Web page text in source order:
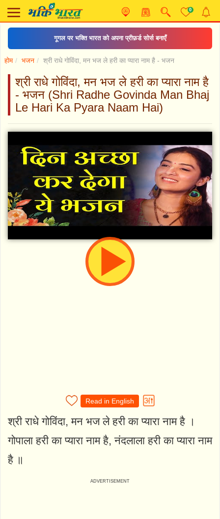
0
गूगल पर भक्ति भारत को अपना प्रीफ़र्ड सोर्स बनाएँ
होम भजन श्री राधे गोविंदा, मन भज ले हरी का प्यारा नाम है - भजन
श्री राधे गोविंदा, मन भज ले हरी का प्यारा नाम है
- भजन (Shri Radhe Govinda Man Bhaj
Le Hari Ka Pyara Naam Hai)
Read in English
श्री राधे गोविंदा, मन भज ले हरी का प्यारा नाम है ।
गोपाला हरी का प्यारा नाम है, नंदलाला हरी का प्यारा नाम
है ॥